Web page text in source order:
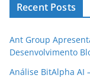
Recent Posts
Ant Group
Desenvolvimento
Análise BitAlpha AI